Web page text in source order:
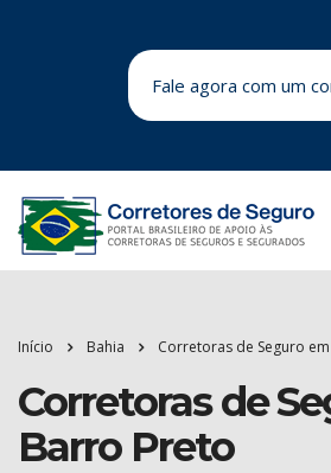
Fale agora com um
Início Bahia Corretoras de Seguro
Corretoras de
Barro Preto